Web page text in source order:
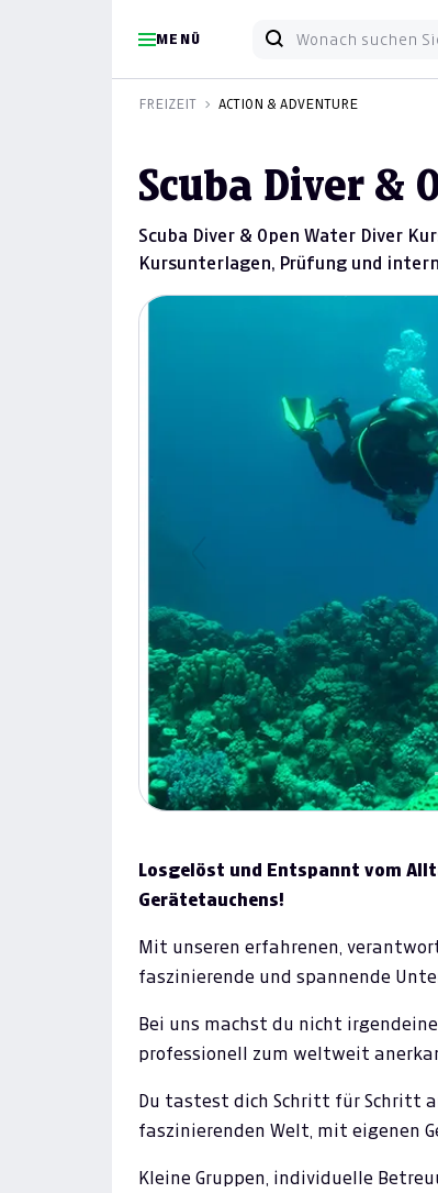
MENÜ
FREIZEIT
ACTION & ADVENTURE
Scuba Diver &
Scuba Diver & Open Water Diver
Kursunterlagen, Prüfung und
Losgelöst und Entspannt vom
Gerätetauchens!
Mit unseren erfahrenen,
faszinierende und spannende
Bei uns machst du nicht
professionell zum weltweit
Du tastest dich Schritt für Schritt
faszinierenden Welt, mit eigenen
Kleine Gruppen, individuelle